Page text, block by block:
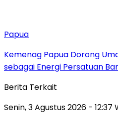
Papua
Kemenag Papua Dorong
sebagai Energi Persatuan
Berita Terkait
Senin, 3 Agustus 2026 - 12:37